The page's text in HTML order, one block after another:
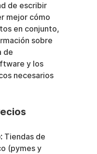
de escribir
mejor cómo
en conjunto,
sobre
de
y los
necesarios
Tiendas de
(pymes y